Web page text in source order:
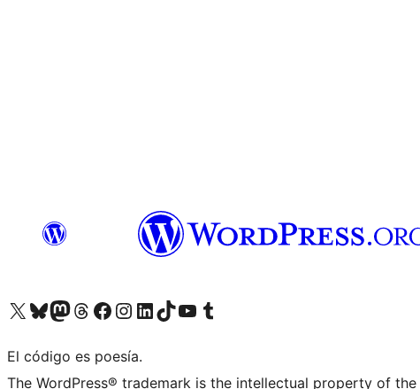
Visita nuestra cuenta de X (anteriormente Twitter)
Visita nuestra cuenta de Bluesky
Visita nuestra cuenta de Mastodon
Visita nuestra cuenta de Threads
Visita nuestra página de Facebook
Visita nuestra cuenta de Instagram
Visita nuestra cuenta de LinkedIn
Visita nuestra cuenta de TikTok
Visita nuestro canal de YouTube
Visita nuestra cuenta de Tumblr
El código es poesía.
The WordPress® trademark is the intellectual property of the